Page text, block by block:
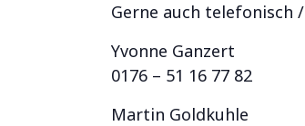
Gerne auch telefonisch
Yvonne Ganzert
0176 – 51 16 77 82
Martin Goldkuhle